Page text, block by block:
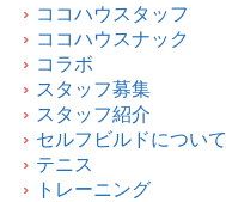
ココハウスタッフ
ココハウスナック
コラボ
スタッフ募集
スタッフ紹介
セルフビルドについて
テニス
トレーニング